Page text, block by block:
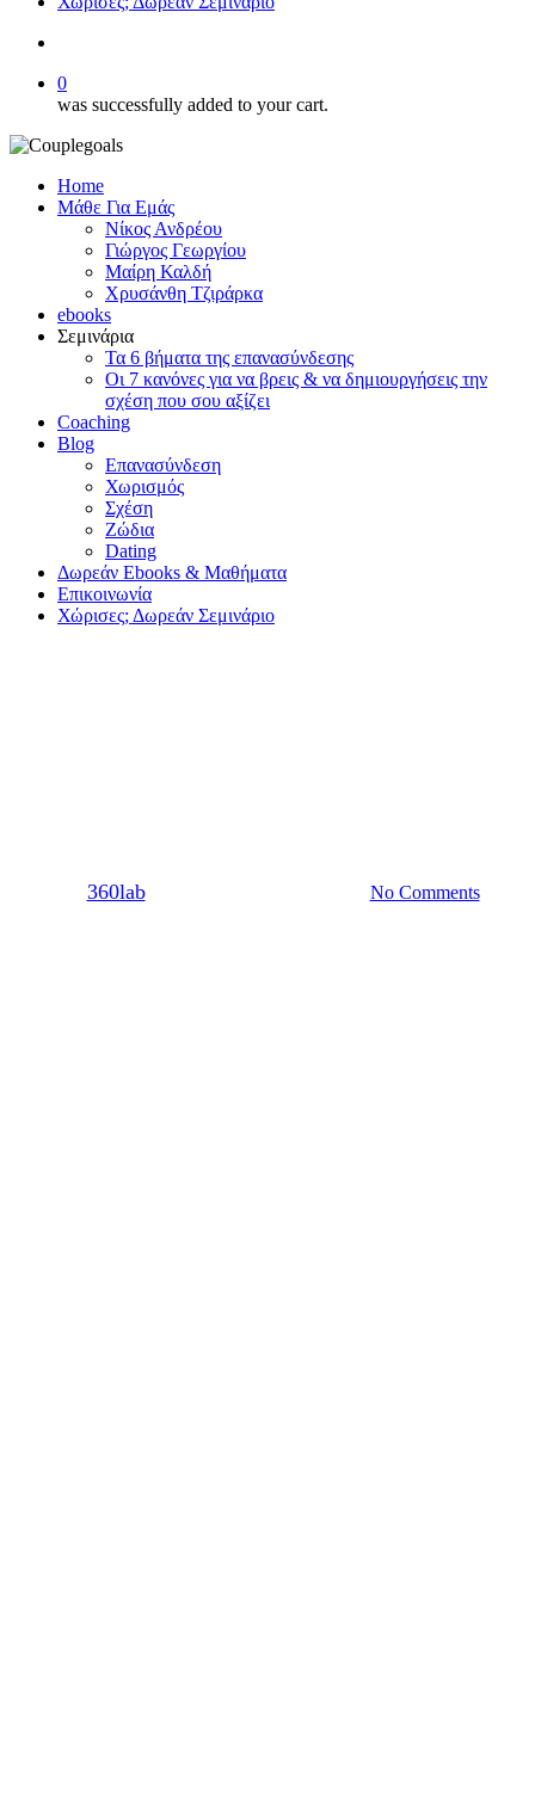
0
was successfully added to your cart.
Home
Μάθε Για Εμάς
Νίκος Ανδρέου
Γιώργος Γεωργίου
Μαίρη Καλδή
Χρυσάνθη Τζιράρκα
ebooks
Σεμινάρια
Τα 6 βήματα της επανασύνδεσης
Οι 7 κανόνες για να βρεις & να δημιουργήσεις την
σχέση που σου αξίζει
Coaching
Blog
Επανασύνδεση
Χωρισμός
Σχέση
Ζώδια
Dating
Δωρεάν Ebooks & Μαθήματα
Επικοινωνία
Χώρισες; Δωρεάν Σεμινάριο
360lab09/09/2016 No Comments